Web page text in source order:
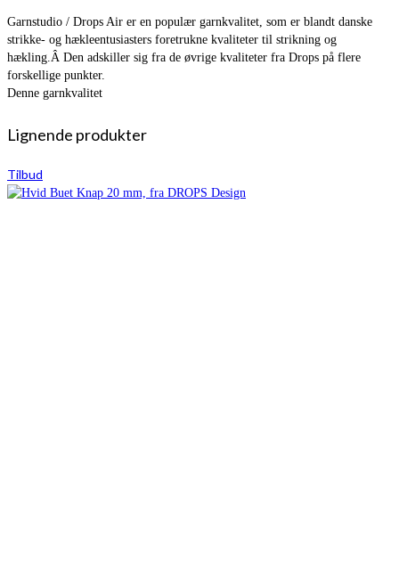
Garnstudio / Drops Air er en populær garnkvalitet, som er blandt danske
strikke- og hækleentusiasters foretrukne kvaliteter til strikning og
hækling.Â Den adskiller sig fra de øvrige kvaliteter fra Drops på flere
forskellige punkter.
Denne garnkvalitet
Lignende produkter
Tilbud